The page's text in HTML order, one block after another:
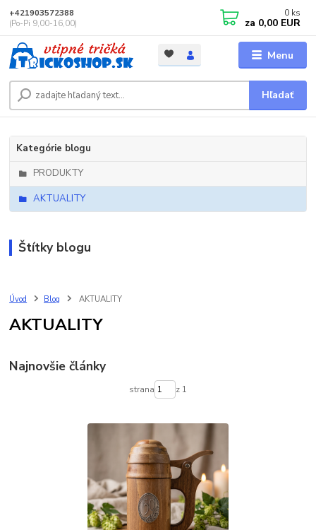
Menu
Hľadať
+421903572388
(Po-Pi 9,00-16,00)
0 ks
za 0,00 EUR
Kategórie blogu
PRODUKTY
AKTUALITY
Štítky blogu
Úvod Blog AKTUALITY
AKTUALITY
Najnovšie články
strana z 1